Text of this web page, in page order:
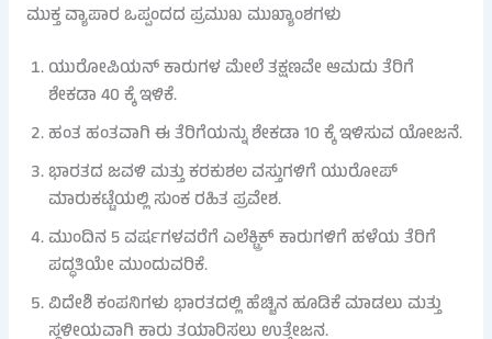
ಮುಕ್ತ ವ್ಯಾಪಾರ ಒಪ್ಪಂದದ ಪ್ರಮುಖ ಮುಖ್ಯಾಂಶಗಳು
ಯುರೋಪಿಯನ್ ಕಾರುಗಳ ಮೇಲೆ ತಕ್ಷಣವೇ ಆಮದು ತೆರಿಗೆ
ಶೇಕಡಾ 40 ಕ್ಕೆ ಇಳಿಕೆ.
ಹಂತ ಹಂತವಾಗಿ ಈ ತೆರಿಗೆಯನ್ನು ಶೇಕಡಾ 10 ಕ್ಕೆ ಇಳಿಸುವ ಯೋಜನೆ.
ಭಾರತದ ಜವಳಿ ಮತ್ತು ಕರಕುಶಲ ವಸ್ತುಗಳಿಗೆ ಯುರೋಪ್
ಮಾರುಕಟ್ಟೆಯಲ್ಲಿ ಸುಂಕ ರಹಿತ ಪ್ರವೇಶ.
ಮುಂದಿನ 5 ವರ್ಷಗಳವರೆಗೆ ಎಲೆಕ್ಟ್ರಿಕ್ ಕಾರುಗಳಿಗೆ ಹಳೆಯ ತೆರಿಗೆ
ಪದ್ಧತಿಯೇ ಮುಂದುವರಿಕೆ.
ವಿದೇಶಿ ಕಂಪನಿಗಳು ಭಾರತದಲ್ಲಿ ಹೆಚ್ಚಿನ ಹೂಡಿಕೆ ಮಾಡಲು ಮತ್ತು
ಸ್ಥಳೀಯವಾಗಿ ಕಾರು ತಯಾರಿಸಲು ಉತ್ತೇಜನ.